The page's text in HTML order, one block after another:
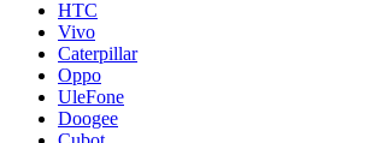
HTC
Vivo
Caterpillar
Oppo
UleFone
Doogee